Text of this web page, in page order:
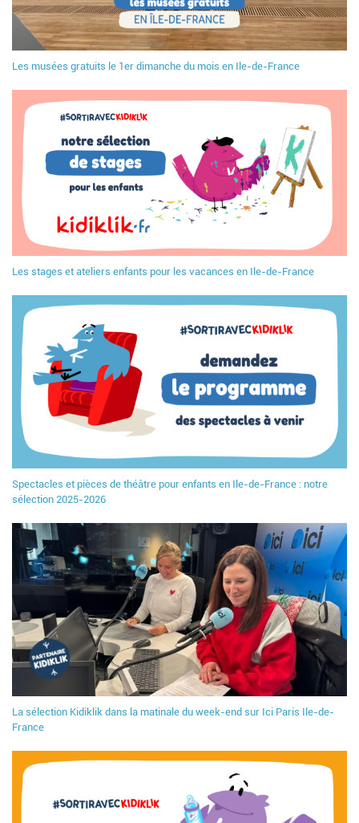
Les musées gratuits le 1er dimanche du mois en Ile-de-France
Les stages et ateliers enfants pour les vacances en Ile-de-France
Spectacles et pièces de théâtre pour enfants en Ile-de-France : notre
sélection 2025-2026
La sélection Kidiklik dans la matinale du week-end sur Ici Paris Ile-de-
France